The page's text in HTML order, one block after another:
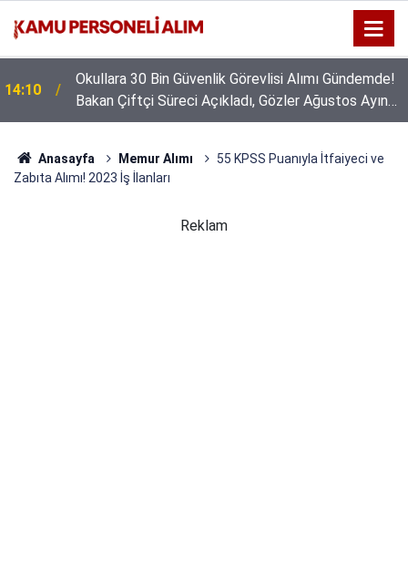
14:10
Okullara 30 Bin Güvenlik Görevlisi Alımı Gündemde!
Bakan Çiftçi Süreci Açıkladı, Gözler Ağustos Ayına
Çevrildi
Anasayfa Memur Alımı
55 KPSS Puanıyla İtfaiyeci ve
Zabıta Alımı! 2023 İş İlanları
Reklam